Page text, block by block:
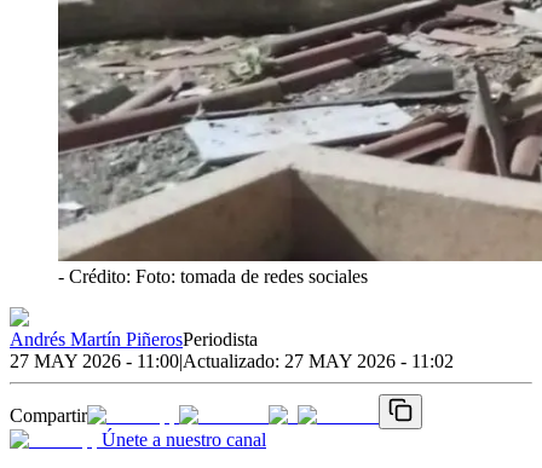
- Crédito: Foto: tomada de redes sociales
Andrés Martín PiñerosPeriodista
27 MAY 2026 - 11:00|Actualizado: 27 MAY 2026 - 11:02
Compartir
Únete a nuestro canal